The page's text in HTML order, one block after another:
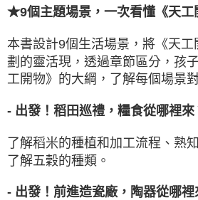
★9個主題場景，一次看懂《天
本書設計9個生活場景，將《天工
劃的靈活現，透過章節區分，孩
工開物》的大綱，了解每個場景
- 出發！稻田巡禮，糧食從哪裡來
了解稻米的種植和加工流程、熟
了解五穀的種類。
- 出發！前進造瓷廠，陶器從哪裡